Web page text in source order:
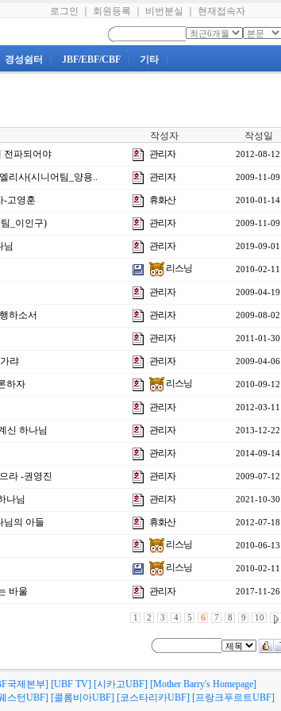
로그인 회원등록 비번분실 현재접속자
경성쉼터 JBF/EBF/CBF 기타
작성자 작성일
전파되어야 관리자 2012-08-12
리사(시니어팀_양용.. 관리자 2009-11-09
-고영훈 휴화산 2010-01-14
_이인구) 관리자 2009-11-09
님 관리자 2019-09-01
리스닝 2010-02-11
관리자 2009-04-19
하소서 관리자 2009-08-02
관리자 2011-01-30
랴 관리자 2009-04-06
하자 리스닝 2010-09-12
관리자 2012-03-11
신 하나님 관리자 2013-12-22
관리자 2014-09-14
라 -권영진 관리자 2009-07-12
나님 관리자 2021-10-30
님의 아들 휴화산 2012-07-18
리스닝 2010-06-13
리스닝 2010-02-11
바울 관리자 2017-11-26
1 2 3 4 5 6 7 8 9 10
국제본부] [UBF TV] [시카고UBF] [Mother Barry's Homepage]
스턴UBF] [콜롬비아UBF] [코스타리카UBF] [프랑크푸르트UBF]